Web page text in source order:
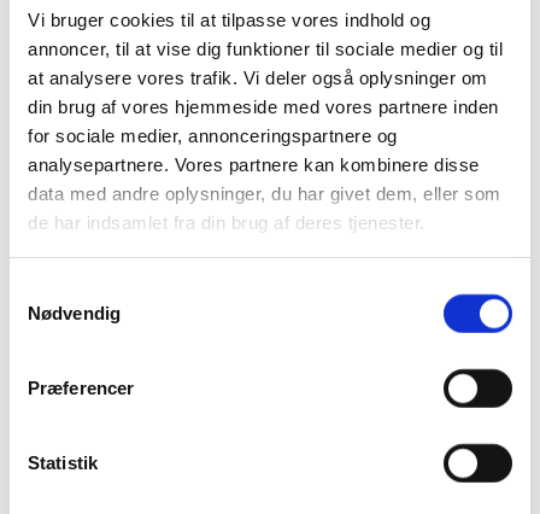
Vi bruger cookies til at tilpasse vores indhold og
annoncer, til at vise dig funktioner til sociale medier og til
at analysere vores trafik. Vi deler også oplysninger om
din brug af vores hjemmeside med vores partnere inden
for sociale medier, annonceringspartnere og
analysepartnere. Vores partnere kan kombinere disse
data med andre oplysninger, du har givet dem, eller som
de har indsamlet fra din brug af deres tjenester.
Nødvendig
Præferencer
Statistik
Indsigelse kan ske både ved køb i butik, på nettet og ved
post- eller telefonordre.
Sådan gør du
Prøv først at løse sagen direkte med butikken, hvis
der ikke er tale om misbrug.
Hvis problemet ikke løses, kan du oprette en
indsigelse via Nets portal:Nets indsigelse. Du skal
Husk at reagere hurtigt. Indsigelsen skal ske inden
1-2 uger.